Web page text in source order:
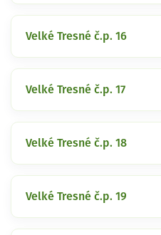
Velké Tresné č.p. 16
Velké Tresné č.p. 17
Velké Tresné č.p. 18
Velké Tresné č.p. 19